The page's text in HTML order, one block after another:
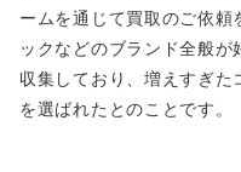
ームを通じて買取のご依頼
ックなどのブランド全般が
収集しており、増えすぎ
を選ばれたとのことです。